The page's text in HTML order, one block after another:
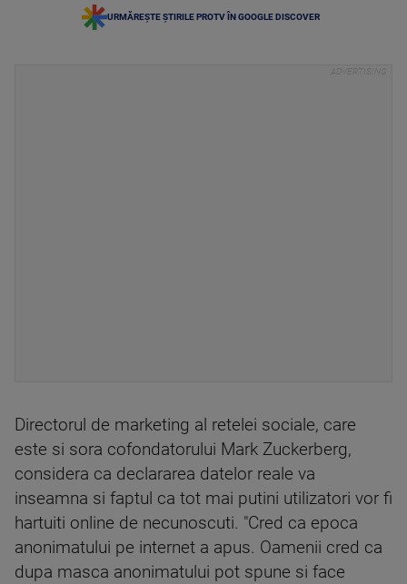
URMĂREȘTE ȘTIRILE PROTV ÎN GOOGLE DISCOVER
Directorul de marketing al retelei sociale, care
este si sora cofondatorului Mark Zuckerberg,
considera ca declararea datelor reale va
inseamna si faptul ca tot mai putini utilizatori vor fi
hartuiti online de necunoscuti. "Cred ca epoca
anonimatului pe internet a apus. Oamenii cred ca
dupa masca anonimatului pot spune si face